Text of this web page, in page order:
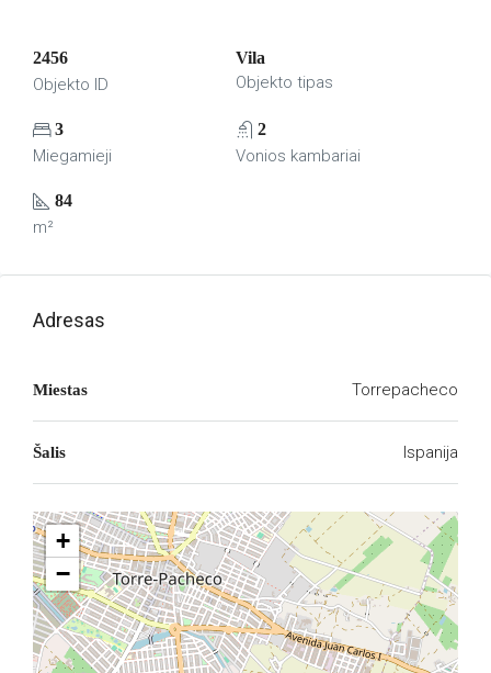
2456
Objekto ID
Vila
Objekto tipas
3
Miegamieji
2
Vonios kambariai
84
m²
Adresas
Miestas Torrepacheco
Šalis Ispanija
+
−